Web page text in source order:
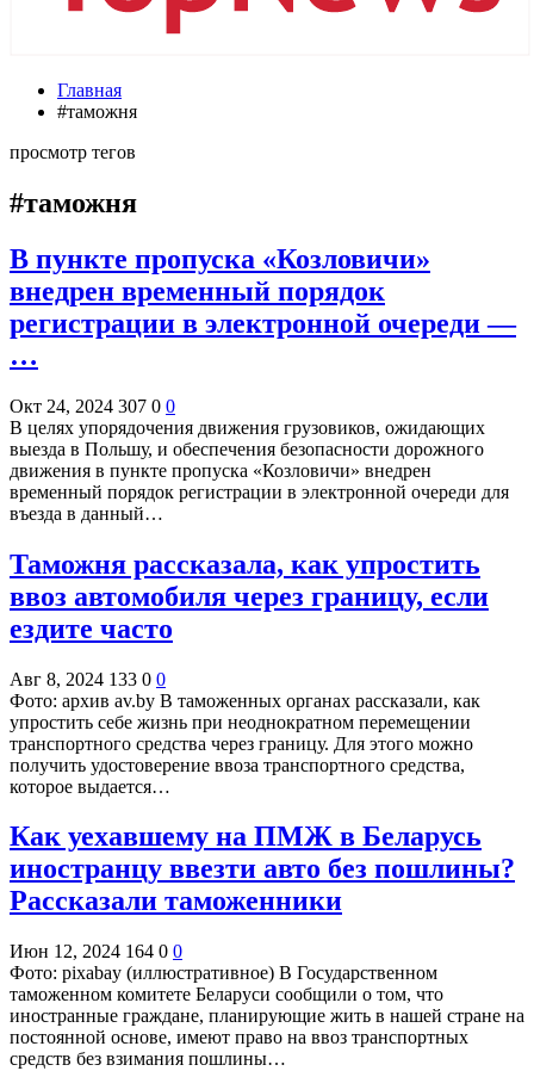
Главная
#таможня
просмотр тегов
#таможня
В пункте пропуска «Козловичи»
внедрен временный порядок
регистрации в электронной очереди —
…
Окт 24, 2024 307 0 0
В целях упорядочения движения грузовиков, ожидающих
выезда в Польшу, и обеспечения безопасности дорожного
движения в пункте пропуска «Козловичи» внедрен
временный порядок регистрации в электронной очереди для
въезда в данный…
Таможня рассказала, как упростить
ввоз автомобиля через границу, если
ездите часто
Авг 8, 2024 133 0 0
Фото: архив av.by В таможенных органах рассказали, как
упростить себе жизнь при неоднократном перемещении
транспортного средства через границу. Для этого можно
получить удостоверение ввоза транспортного средства,
которое выдается…
Как уехавшему на ПМЖ в Беларусь
иностранцу ввезти авто без пошлины?
Рассказали таможенники
Июн 12, 2024 164 0 0
Фото: pixabay (иллюстративное) В Государственном
таможенном комитете Беларуси сообщили о том, что
иностранные граждане, планирующие жить в нашей стране на
постоянной основе, имеют право на ввоз транспортных
средств без взимания пошлины…